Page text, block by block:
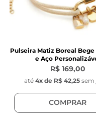
Pulseira Matiz Boreal
e Aço
R$ 169,00
até 4x de R$ 42,25 sem
COMPRAR